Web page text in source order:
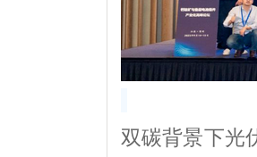
双碳背景下光